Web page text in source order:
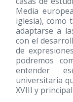
Media
iglesia), como
adaptarse a
con el
de
podremos
entender
universitaria
XVIII y